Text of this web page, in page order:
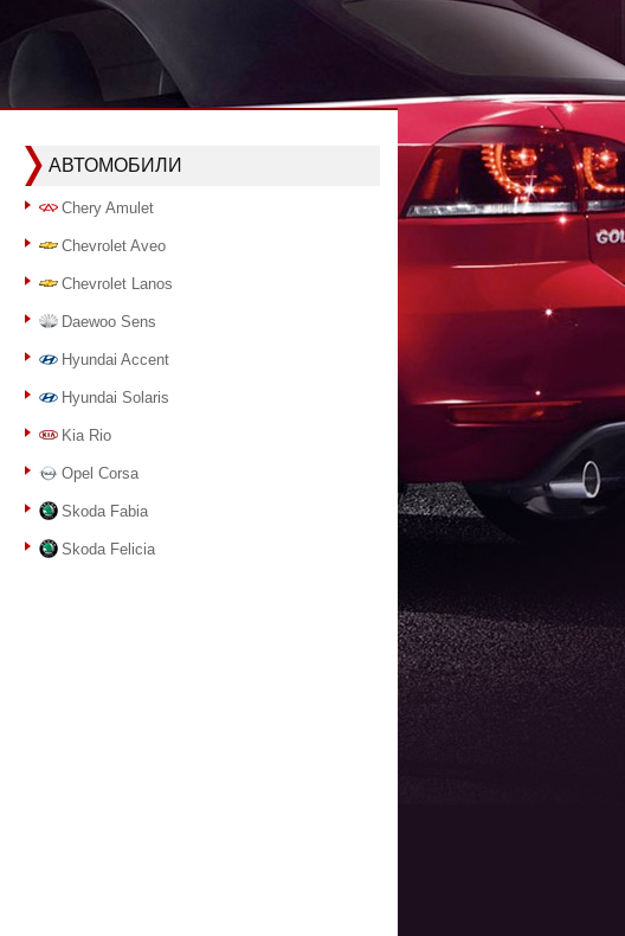
АВТОМОБИЛИ
Chery Amulet
Chevrolet Aveo
Chevrolet Lanos
Daewoo Sens
Hyundai Accent
Hyundai Solaris
Kia Rio
Opel Corsa
Skoda Fabia
Skoda Felicia